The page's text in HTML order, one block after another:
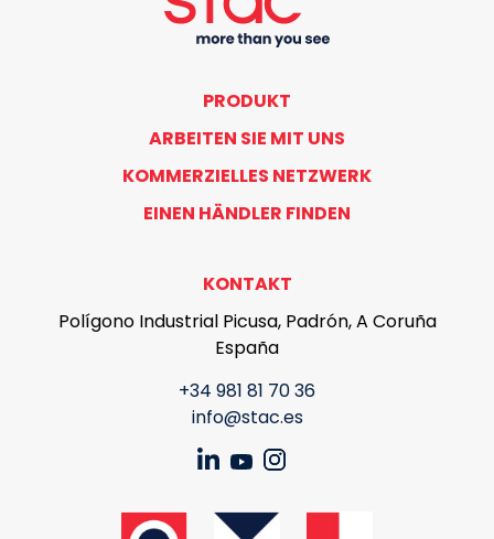
PRODUKT
ARBEITEN SIE MIT UNS
KOMMERZIELLES NETZWERK
EINEN HÄNDLER FINDEN
KONTAKT
Polígono Industrial Picusa, Padrón, A Coruña
España
+34 981 81 70 36
info@stac.es